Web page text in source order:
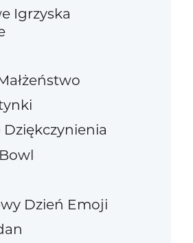
Igrzyska
Dziękczynienia
Dzień Emoji